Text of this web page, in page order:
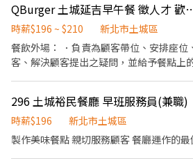
力及成果將有升遷加薪的機會 ▪享有完善的福利制度，加班費為5
分鐘為單位計算，重視員工的辛勤付出 ▪計畫拓展全台灣，讓更多
人有機會品嚐美味平價壽司，致力成為頂尖
飲內場： ．擔任廚師的助手，處理烹飪
他餐廳相關事務。 ．負責洗、剝、削、切
作環境、設備和餐具。 ．準備不同餐點所
食材的容量與重量。 ．負責擺盤、打包外
QBurger 土城延吉
時薪$196 ~ $210
新北市土城區
餐飲外場： ．負責為顧客帶位、安排座位
客、解決顧客提出之疑問，並給予餐點上
負責結帳、收銀等工作。 餐飲內場： ．
前與烹飪中之準備工作與其他餐廳相關事
切各種食材。 ．負責清理工作環境、設備
296 土城裕民餐廳 早班服務員(兼職)
時薪$196
新北市土城區
製作美味餐點 親切服務顧客 餐廳運作的